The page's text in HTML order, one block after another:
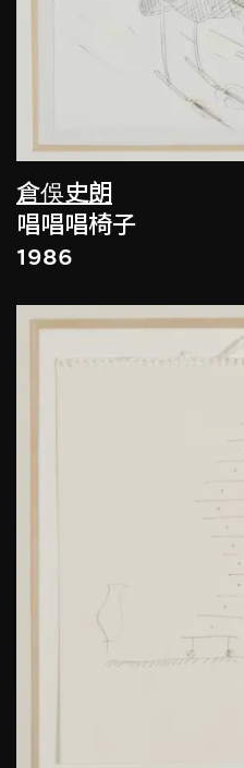
倉俁史朗
唱唱唱椅子
1986